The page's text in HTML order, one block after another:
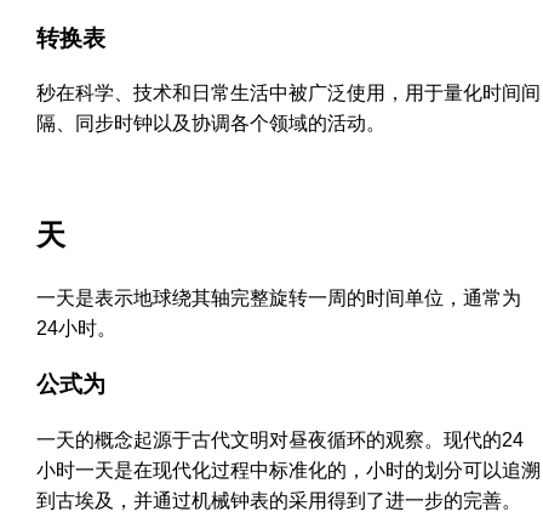
转换表
秒在科学、技术和日常生活中被广泛使用，用于量化时间间
隔、同步时钟以及协调各个领域的活动。
天
一天是表示地球绕其轴完整旋转一周的时间单位，通常为
24小时。
公式为
一天的概念起源于古代文明对昼夜循环的观察。现代的24
小时一天是在现代化过程中标准化的，小时的划分可以追溯
到古埃及，并通过机械钟表的采用得到了进一步的完善。